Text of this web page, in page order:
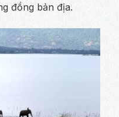
đồng bản địa.